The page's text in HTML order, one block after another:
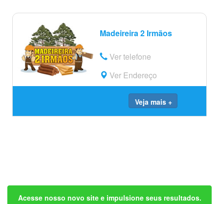
Madeireira 2 Irmãos
Ver telefone
Ver Endereço
Veja mais +
Acesse nosso novo site e impulsione seus resultados.